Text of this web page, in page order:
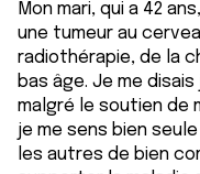
Mon mari, qui a 42
une tumeur au
radiothérapie, de la
bas âge. Je me
malgré le soutien de
je me sens bien
les autres de bien